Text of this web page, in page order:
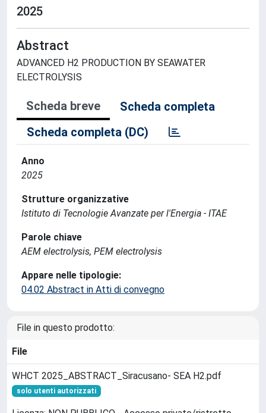
2025
Abstract
ADVANCED H2 PRODUCTION BY SEAWATER
ELECTROLYSIS
Scheda breve
Scheda completa
Scheda completa (DC)
Anno
2025
Strutture organizzative
Istituto di Tecnologie Avanzate per l'Energia - ITAE
Parole chiave
AEM electrolysis, PEM electrolysis
Appare nelle tipologie:
04.02 Abstract in Atti di convegno
File in questo prodotto:
File
WHCT 2025_ABSTRACT_Siracusano- SEA H2.pdf
solo utenti autorizzati